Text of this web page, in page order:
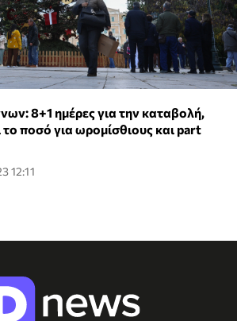
8+1 ημέρες για την καταβολή,
ποσό για ωρομίσθιους και part
12:11